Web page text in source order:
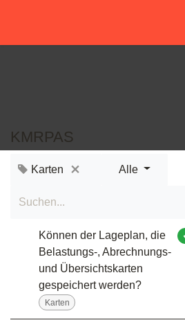
KMRPAS
Karten Alle
Können der Lageplan, die
Belastungs-, Abrechnungs-
und Übersichtskarten
gespeichert werden?
Karten